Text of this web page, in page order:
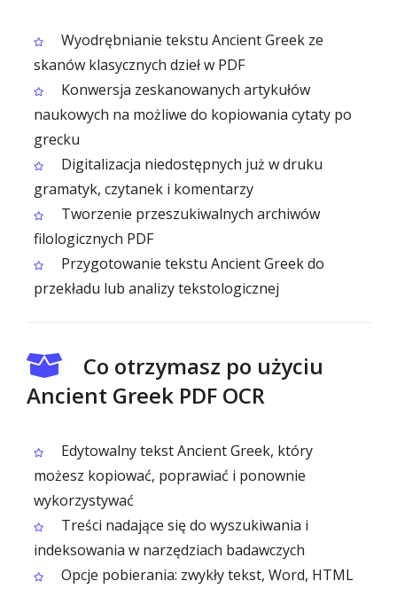
Wyodrębnianie tekstu Ancient Greek ze
skanów klasycznych dzieł w PDF
Konwersja zeskanowanych artykułów
naukowych na możliwe do kopiowania cytaty po
grecku
Digitalizacja niedostępnych już w druku
gramatyk, czytanek i komentarzy
Tworzenie przeszukiwalnych archiwów
filologicznych PDF
Przygotowanie tekstu Ancient Greek do
przekładu lub analizy tekstologicznej
Co otrzymasz po użyciu
Ancient Greek PDF OCR
Edytowalny tekst Ancient Greek, który
możesz kopiować, poprawiać i ponownie
wykorzystywać
Treści nadające się do wyszukiwania i
indeksowania w narzędziach badawczych
Opcje pobierania: zwykły tekst, Word, HTML